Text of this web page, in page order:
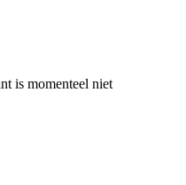
is momenteel niet